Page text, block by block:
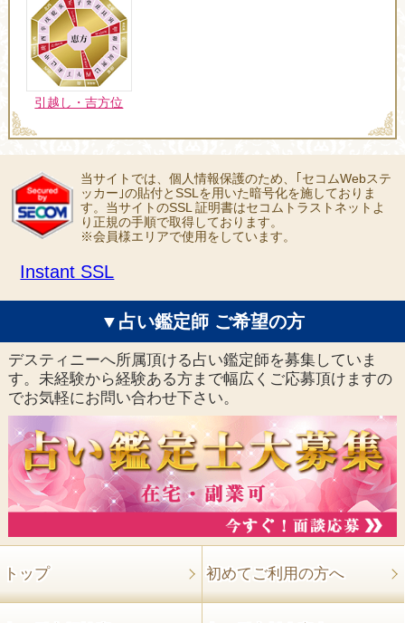
引越し・吉方位
当サイトでは、個人情報保護のため、｢セコムWebステ
ッカー｣の貼付とSSLを用いた暗号化を施しておりま
す。当サイトのSSL 証明書はセコムトラストネットよ
り正規の手順で取得しております。
※会員様エリアで使用をしています。
Instant SSL
▼占い鑑定師 ご希望の方
デスティニーへ所属頂ける占い鑑定師を募集していま
す。未経験から経験ある方まで幅広くご応募頂けますの
でお気軽にお問い合わせ下さい。
トップ 初めてご利用の方へ